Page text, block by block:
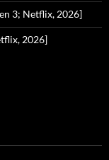
3; Netflix, 2026]
2026]